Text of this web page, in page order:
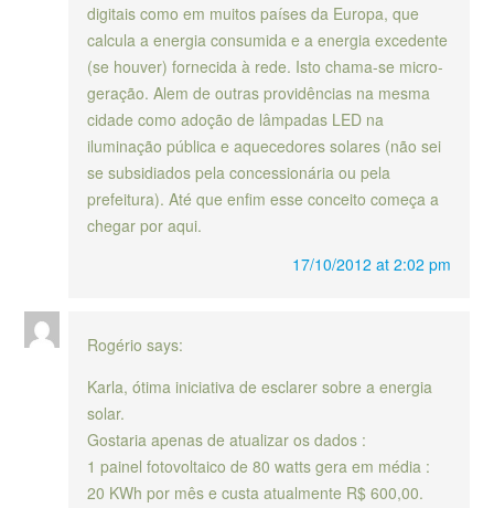
digitais como em muitos países da Europa, que
calcula a energia consumida e a energia excedente
(se houver) fornecida à rede. Isto chama-se micro-
geração. Alem de outras providências na mesma
cidade como adoção de lâmpadas LED na
iluminação pública e aquecedores solares (não sei
se subsidiados pela concessionária ou pela
prefeitura). Até que enfim esse conceito começa a
chegar por aqui.
17/10/2012 at 2:02 pm
Rogério says:
Karla, ótima iniciativa de esclarer sobre a energia
solar.
Gostaria apenas de atualizar os dados :
1 painel fotovoltaico de 80 watts gera em média :
20 KWh por mês e custa atualmente R$ 600,00.